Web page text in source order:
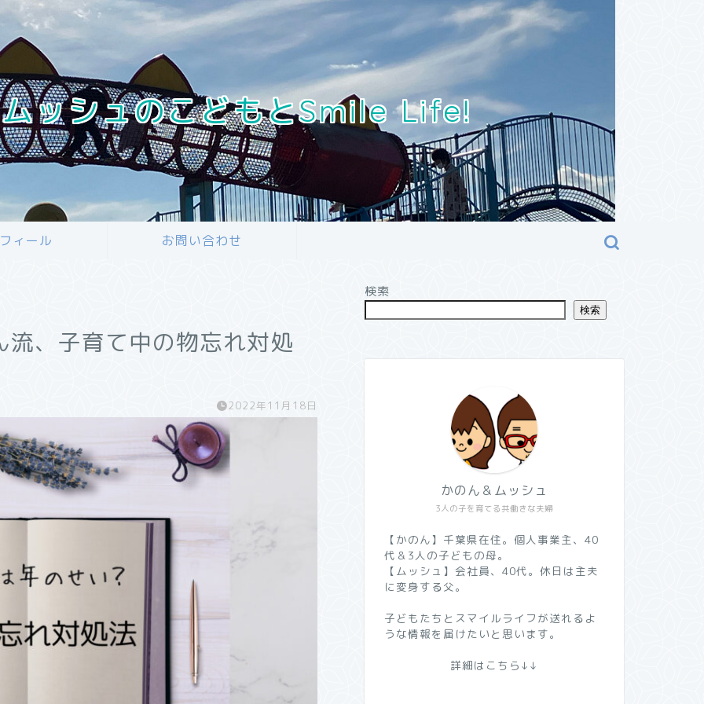
ッシュのこどもとSmile Life!
ィール お問い合わせ
、子育て中の物忘れ対処
2022年11月18日
検索
検索
3人の子を育てる共働きな夫婦
かのん＆ムッシュ
【かのん】千葉県在住。個人事業主、40
代＆3人の子どもの母。
【ムッシュ】会社員、40代。休日は主夫
に変身する父。
子どもたちとスマイルライフが送れるよ
うな情報を届けたいと思います。
詳細はこちら↓↓